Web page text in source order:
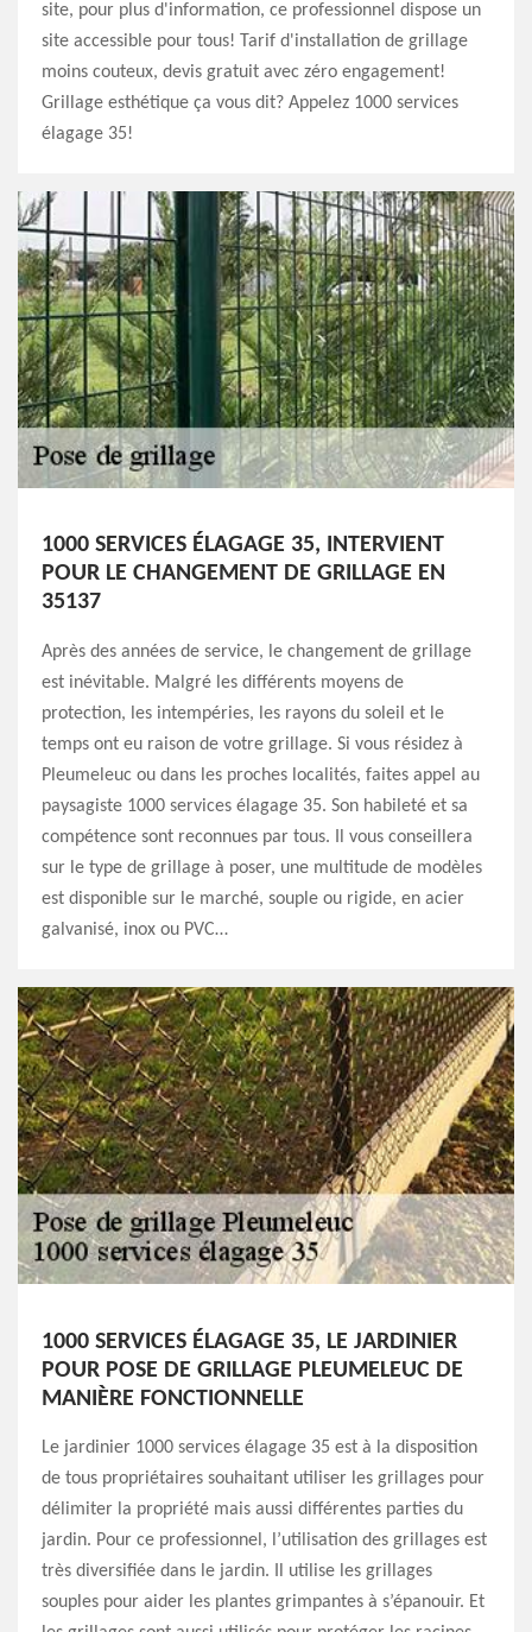
site, pour plus d'information, ce professionnel dispose un
site accessible pour tous! Tarif d'installation de grillage
moins couteux, devis gratuit avec zéro engagement!
Grillage esthétique ça vous dit? Appelez 1000 services
élagage 35!
1000 SERVICES ÉLAGAGE 35, INTERVIENT
POUR LE CHANGEMENT DE GRILLAGE EN
35137
Après des années de service, le changement de grillage
est inévitable. Malgré les différents moyens de
protection, les intempéries, les rayons du soleil et le
temps ont eu raison de votre grillage. Si vous résidez à
Pleumeleuc ou dans les proches localités, faites appel au
paysagiste 1000 services élagage 35. Son habileté et sa
compétence sont reconnues par tous. Il vous conseillera
sur le type de grillage à poser, une multitude de modèles
est disponible sur le marché, souple ou rigide, en acier
galvanisé, inox ou PVC…
1000 SERVICES ÉLAGAGE 35, LE JARDINIER
POUR POSE DE GRILLAGE PLEUMELEUC DE
MANIÈRE FONCTIONNELLE
Le jardinier 1000 services élagage 35 est à la disposition
de tous propriétaires souhaitant utiliser les grillages pour
délimiter la propriété mais aussi différentes parties du
jardin. Pour ce professionnel, l’utilisation des grillages est
très diversifiée dans le jardin. Il utilise les grillages
souples pour aider les plantes grimpantes à s’épanouir. Et